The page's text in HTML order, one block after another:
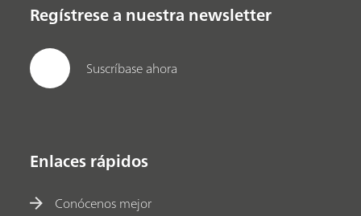
Regístrese a nuestra newsletter
Suscríbase ahora
Enlaces rápidos
Conócenos mejor